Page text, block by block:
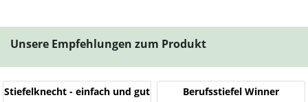
Unsere Empfehlungen zum Produkt
Stiefelknecht - einfach und gut Berufsstiefel Winner